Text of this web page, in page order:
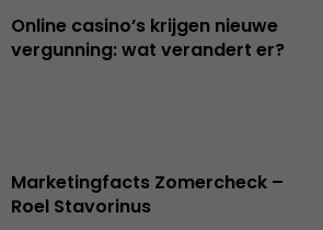
Online casino’s krijgen nieuwe
vergunning: wat verandert er?
Marketingfacts Zomercheck –
Roel Stavorinus